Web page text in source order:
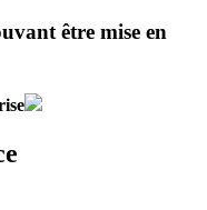
être mise en